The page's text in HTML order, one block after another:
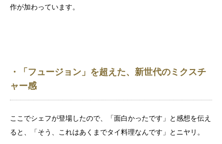
作が加わっています。
・「フュージョン」を超えた、新世代のミクスチ
ャー感
ここでシェフが登場したので、「面白かったです」と感想を伝え
ると、「そう、これはあくまでタイ料理なんです」とニヤリ。